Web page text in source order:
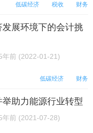
低碳经济 税收 财务
展环境下的会计挑
年前 (2022-01-21)
低碳经济 财务
助力能源行业转型
年前 (2021-07-28)